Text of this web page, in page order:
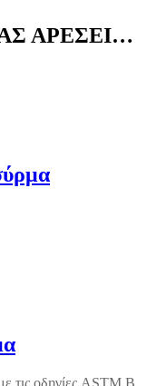
ΑΡΈΣΕΙ…
τις οδηγίες ASTM B